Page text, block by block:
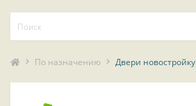
По назначению Двери новостройку